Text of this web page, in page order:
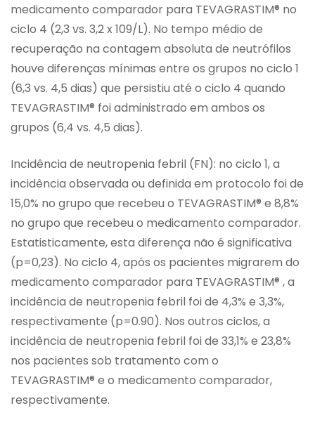
medicamento comparador para TEVAGRASTIM® no
ciclo 4 (2,3 vs. 3,2 x 109/L). No tempo médio de
recuperação na contagem absoluta de neutrófilos
houve diferenças mínimas entre os grupos no ciclo 1
(6,3 vs. 4,5 dias) que persistiu até o ciclo 4 quando
TEVAGRASTIM® foi administrado em ambos os
grupos (6,4 vs. 4,5 dias).
Incidência de neutropenia febril (FN): no ciclo 1, a
incidência observada ou definida em protocolo foi de
15,0% no grupo que recebeu o TEVAGRASTIM® e 8,8%
no grupo que recebeu o medicamento comparador.
Estatisticamente, esta diferença não é significativa
(p=0,23). No ciclo 4, após os pacientes migrarem do
medicamento comparador para TEVAGRASTIM® , a
incidência de neutropenia febril foi de 4,3% e 3,3%,
respectivamente (p=0.90). Nos outros ciclos, a
incidência de neutropenia febril foi de 33,1% e 23,8%
nos pacientes sob tratamento com o
TEVAGRASTIM® e o medicamento comparador,
respectivamente.